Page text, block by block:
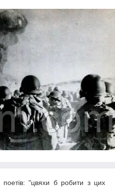
поетів: "цвяхи б робити з цих